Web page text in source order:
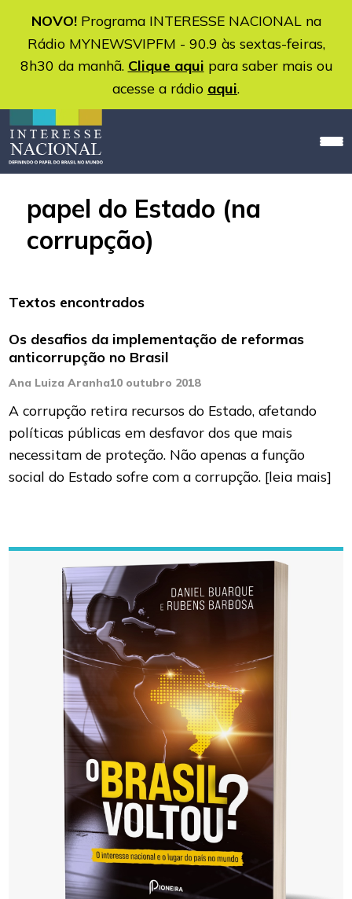
NOVO!Programa INTERESSE NACIONAL na
Rádio MYNEWSVIPFM - 90.9 às sextas-feiras,
8h30 da manhã. Clique aqui para saber mais ou
acesse a rádio aqui.
papel do Estado (na
corrupção)
Textos encontrados
Os desafios da implementação de reformas
anticorrupção no Brasil
Ana Luiza Aranha10 outubro 2018
A corrupção retira recursos do Estado, afetando
políticas públicas em desfavor dos que mais
necessitam de proteção. Não apenas a função
social do Estado sofre com a corrupção. [leia mais]